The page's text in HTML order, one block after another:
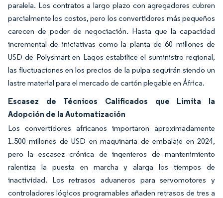
paralela. Los contratos a largo plazo con agregadores cubren
parcialmente los costos, pero los convertidores más pequeños
carecen de poder de negociación. Hasta que la capacidad
incremental de iniciativas como la planta de 60 millones de
USD de Polysmart en Lagos estabilice el suministro regional,
las fluctuaciones en los precios de la pulpa seguirán siendo un
lastre material para el mercado de cartón plegable en África.
Escasez de Técnicos Calificados que Limita la
Adopción de la Automatización
Los convertidores africanos importaron aproximadamente
1.500 millones de USD en maquinaria de embalaje en 2024,
pero la escasez crónica de ingenieros de mantenimiento
ralentiza la puesta en marcha y alarga los tiempos de
inactividad. Los retrasos aduaneros para servomotores y
controladores lógicos programables añaden retrasos de tres a